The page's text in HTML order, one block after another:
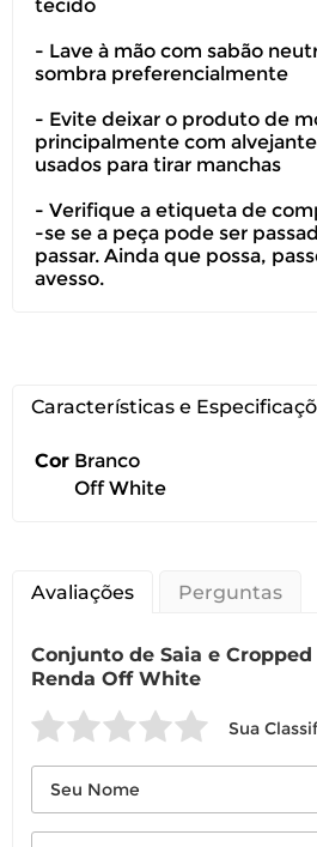
Você pode devolver
produto
Você possui até 07
recebimento do
esteja sem uso.
É importante revisar
tecido
- Lave à mão com sabão
sombra preferencialmente
- Evite deixar o produto de
principalmente com
usados para tirar manchas
- Verifique a etiqueta de
-se se a peça pode ser
passar. Ainda que possa,
avesso.
Características e
Cor Branco
Off White
Avaliações Perguntas
Conjunto de Saia e
Renda Off White
Sua